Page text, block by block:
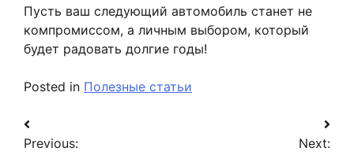
Пусть ваш следующий автомобиль станет не
компромиссом, а личным выбором, который
будет радовать долгие годы!
Posted in Полезные статьи
Навигация
Previous:
Next: